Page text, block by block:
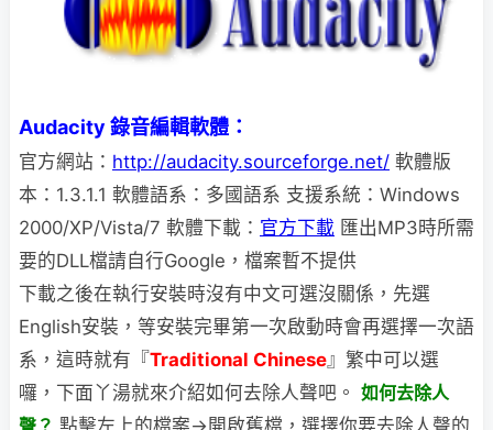
Audacity 錄音編輯軟體：
官方網站： http://audacity.sourceforge.net/ 軟體版
本：1.3.1.1 軟體語系：多國語系 支援系統：Windows
2000/XP/Vista/7 軟體下載： 官方下載 匯出MP3時所需
要的DLL檔請自行Google，檔案暫不提供
下載之後在執行安裝時沒有中文可選沒關係，先選
English安裝，等安裝完畢第一次啟動時會再選擇一次語
系，這時就有『Traditional Chinese』繁中可以選
囉，下面丫湯就來介紹如何去除人聲吧。 如何去除人